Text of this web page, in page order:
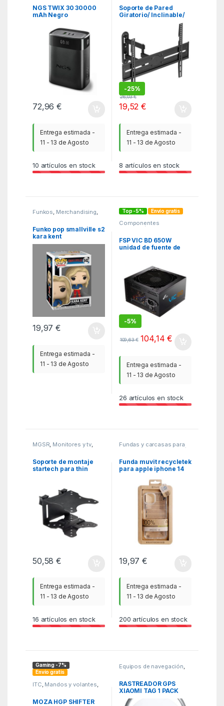
NGS TWIX 30 30000
mAh Negro
72,96€
Entrega estimada -
11 - 13 de Agosto
10 artículos en stock
Soporte de Pared
Giratorio/ Inclinable/
WT70TSLE-323 para
TV de 37-70″/ hasta
35kg
-25%
26,03€
19,52€
Entrega estimada -
11 - 13 de Agosto
8 artículos en stock
Funkos Merchandising
Funko pop smallville s2
kara kent
19,97€
Entrega estimada -
11 - 13 de Agosto
Top -5% Envío gratis
Componentes
integración
FSP VIC BD 650W
unidad de fuente de
-5%
109,63€ 104,14€
Entrega estimada -
11 - 13 de Agosto
26 artículos en stock
MGSR, Monitores y tv,
Soporte de montaje
startech para thin
50,58€
Entrega estimada -
11 - 13 de Agosto
16 artículos en stock
Fundas y carcasas para
Telefonía
Funda muvit recycletek
para apple iphone 14
19,97€
Entrega estimada -
11 - 13 de Agosto
200 artículos en stock
Gaming -7%
Envío gratis
ITC Mandos y volantes
Periféricos
MOZA HGP SHIFTER
Equipos de navegación
PCR, Rastreadores gps
RASTREADOR GPS
XIAOMI TAG 1 PACK
WHITE